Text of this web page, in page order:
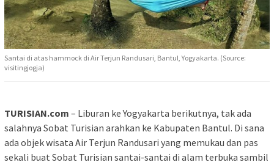
Santai di atas hammock di Air Terjun Randusari, Bantul, Yogyakarta. (Source:
visitingjogja)
TURISIAN.com – Liburan ke Yogyakarta berikutnya, tak ada
salahnya Sobat Turisian arahkan ke Kabupaten Bantul. Di sana
ada objek wisata Air Terjun Randusari yang memukau dan pas
sekali buat Sobat Turisian santai-santai di alam terbuka sambil